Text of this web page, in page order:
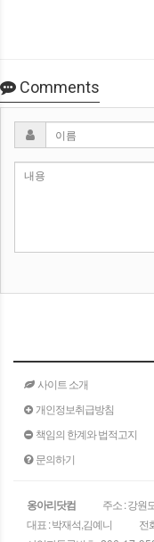
Comments
사이트 소개
개인정보취급방침
책임의 한계와 법적고지
문의하기
옹아리닷컴
주소 : 강원
대표 : 박재석,김예니
전